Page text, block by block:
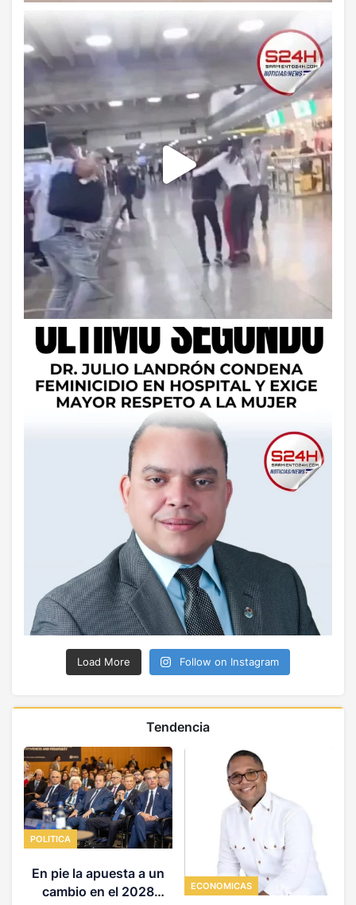
Load More Follow on Instagram
Tendencia
POLITICA
En pie la apuesta a un
cambio en el 2028
ECONOMICAS